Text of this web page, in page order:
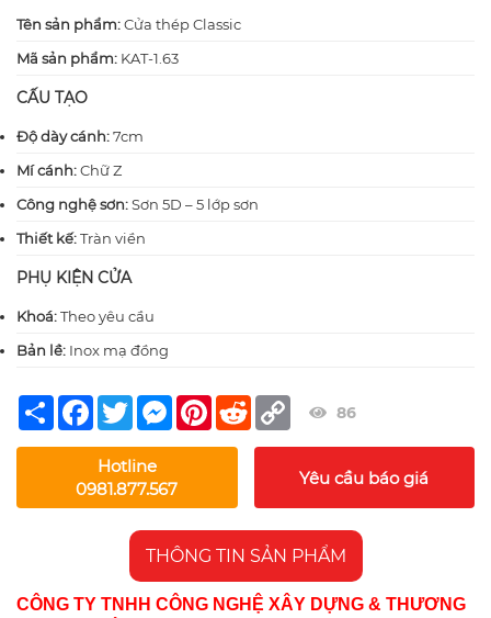
Tên sản phẩm:Cửa thép Classic
Mã sản phẩm: KAT-1.63
CẤU TẠO
Độ dày cánh:7cm
Mí cánh:Chữ Z
Công nghệ sơn:Sơn 5D – 5 lớp sơn
Thiết kế:Tràn viền
PHỤ KIỆN CỬA
Khoá:Theo yêu cầu
Bản lề: Inox mạ đồng
Share Facebook
TwitterMessengerPinterest
Reddit Copy
Link
86
Hotline
0981.877.567
Yêu cầu báo giá
THÔNG TIN SẢN PHẨM
CÔNG TY TNHH CÔNG NGHỆ XÂY DỰNG & THƯƠNG